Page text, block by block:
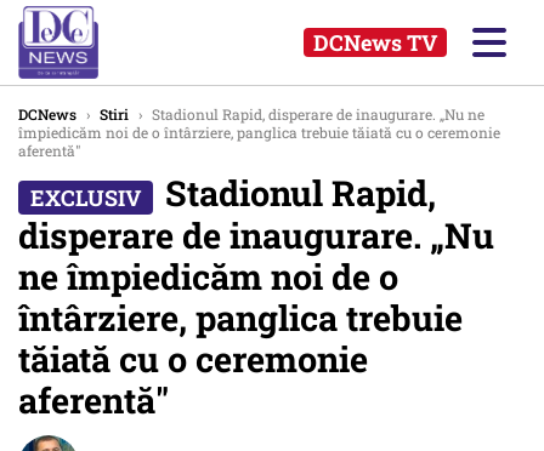
DCNews TV
DCNews › Stiri › Stadionul Rapid, disperare de inaugurare. „Nu ne
împiedicăm noi de o întârziere, panglica trebuie tăiată cu o ceremonie
aferentă"
Stadionul Rapid,
disperare de inaugurare. „Nu
ne împiedicăm noi de o
întârziere, panglica trebuie
tăiată cu o ceremonie
aferentă"